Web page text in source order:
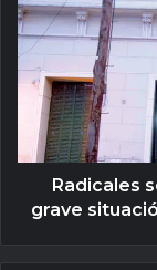
Radicales
grave